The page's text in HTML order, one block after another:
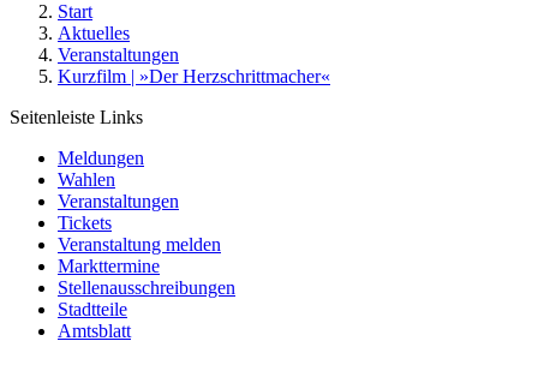
Start
Aktuelles
Veranstaltungen
Kurzfilm | »Der Herzschrittmacher«
Seitenleiste Links
Meldungen
Wahlen
Veranstaltungen
Tickets
Veranstaltung melden
Markttermine
Stellenausschreibungen
Stadtteile
Amtsblatt